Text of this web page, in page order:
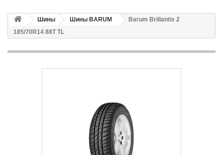
Шины Шины BARUM
Barum Brillantis 2
185/70R14 88T TL